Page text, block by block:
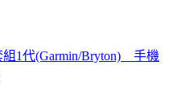
1代(Garmin/Bryton) _ 手機